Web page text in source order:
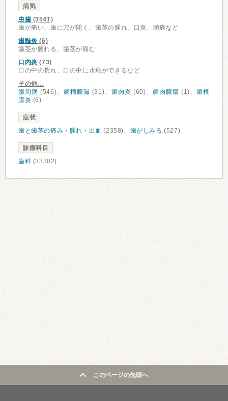
病気
虫歯 (3561)
歯が痛い、歯に穴が開く、歯茎の腫れ、口臭、頭痛など
歯髄炎 (6)
歯茎が腫れる、歯茎が痛む
口内炎 (73)
口の中の荒れ、口の中に水疱ができるなど
その他…
歯周病 (546)、 歯槽膿漏 (31)、 歯肉炎 (60)、 歯肉膿瘍 (1)、歯根
膜炎 (6)
症状
歯と歯茎の痛み・腫れ・出血 (2358)、 歯がしみる (527)
診療科目
歯科 (33302)
このページの先頭へ